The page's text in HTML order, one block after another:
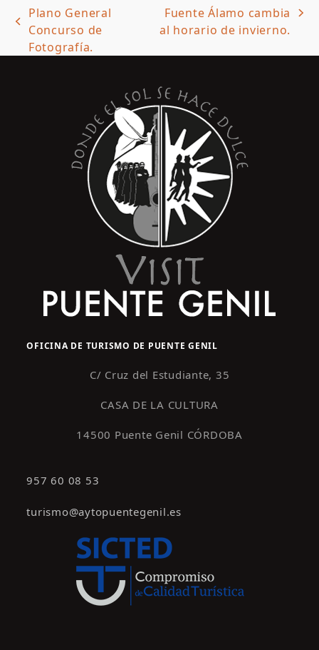
previous
post:
Plano General
Concurso de
Fotografía.
next
post:
Fuente Álamo cambia
al horario de invierno.
OFICINA DE TURISMO DE PUENTE GENIL
C/ Cruz del Estudiante, 35
CASA DE LA CULTURA
14500 Puente Genil CÓRDOBA
957 60 08 53
turismo@aytopuentegenil.es